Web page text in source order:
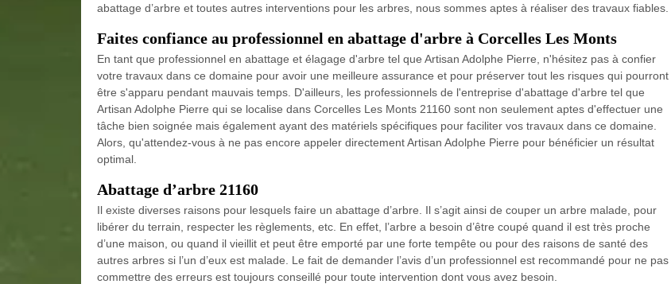
abattage d’arbre et toutes autres interventions pour les arbres, nous sommes aptes à réaliser des travaux fiables.
Faites confiance au professionnel en abattage d'arbre à Corcelles Les Monts
En tant que professionnel en abattage et élagage d'arbre tel que Artisan Adolphe Pierre, n'hésitez pas à confier
votre travaux dans ce domaine pour avoir une meilleure assurance et pour préserver tout les risques qui pourront
être s'apparu pendant mauvais temps. D'ailleurs, les professionnels de l'entreprise d'abattage d'arbre tel que
Artisan Adolphe Pierre qui se localise dans Corcelles Les Monts 21160 sont non seulement aptes d'effectuer une
tâche bien soignée mais également ayant des matériels spécifiques pour faciliter vos travaux dans ce domaine.
Alors, qu'attendez-vous à ne pas encore appeler directement Artisan Adolphe Pierre pour bénéficier un résultat
optimal.
Abattage d’arbre 21160
Il existe diverses raisons pour lesquels faire un abattage d’arbre. Il s’agit ainsi de couper un arbre malade, pour
libérer du terrain, respecter les règlements, etc. En effet, l’arbre a besoin d’être coupé quand il est très proche
d’une maison, ou quand il vieillit et peut être emporté par une forte tempête ou pour des raisons de santé des
autres arbres si l’un d’eux est malade. Le fait de demander l’avis d’un professionnel est recommandé pour ne pas
commettre des erreurs est toujours conseillé pour toute intervention dont vous avez besoin.